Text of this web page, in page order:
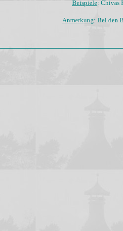
Beispiele: Chivas
Anmerkung: Bei den